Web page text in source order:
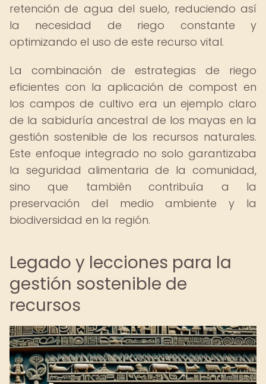
retención de agua del suelo, reduciendo así
la necesidad de riego constante y
optimizando el uso de este recurso vital.
La combinación de estrategias de riego
eficientes con la aplicación de compost en
los campos de cultivo era un ejemplo claro
de la sabiduría ancestral de los mayas en la
gestión sostenible de los recursos naturales.
Este enfoque integrado no solo garantizaba
la seguridad alimentaria de la comunidad,
sino que también contribuía a la
preservación del medio ambiente y la
biodiversidad en la región.
Legado y lecciones para la
gestión sostenible de
recursos